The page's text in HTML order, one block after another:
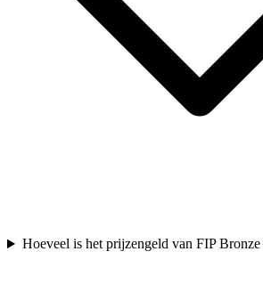
Hoeveel is het prijzengeld van FIP